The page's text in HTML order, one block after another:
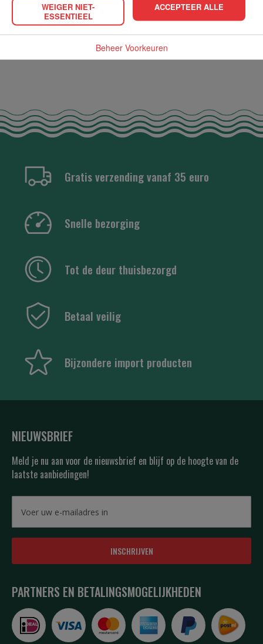
POPULAIRE PRODUCTEN
Gratis verzending vanaf 35 euro
Snelle bezorging
Tot de deur thuisbezorgd
Betaal veilig
Bijzondere import producten
NIEUWSBRIEF
Meld je nu aan voor de nieuwsbrief en blijf op de hoogte van de
laatste aanbiedingen!
INSCHRIJVEN
PARTNERS EN BETALINGSMOGELIJKHEDEN
WEIGER NIET-
ESSENTIEEL
ACCEPTEER ALLE
Beheer Voorkeuren